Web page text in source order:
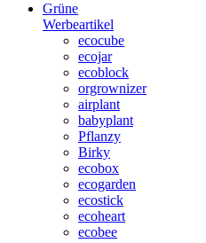
Grüne
Werbeartikel
ecocube
ecojar
ecoblock
orgrownizer
airplant
babyplant
Pflanzy
Birky
ecobox
ecogarden
ecostick
ecoheart
ecobee